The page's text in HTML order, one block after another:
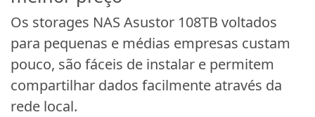
Os storages NAS Asustor 108TB voltados
para pequenas e médias empresas custam
pouco, são fáceis de instalar e permitem
compartilhar dados facilmente através da
rede local.